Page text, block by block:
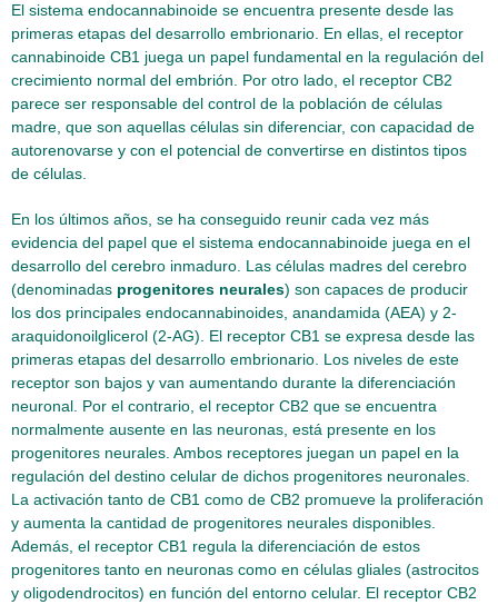
El sistema endocannabinoide se encuentra presente desde las
primeras etapas del desarrollo embrionario. En ellas, el receptor
cannabinoide CB1 juega un papel fundamental en la regulación del
crecimiento normal del embrión. Por otro lado, el receptor CB2
parece ser responsable del control de la población de células
madre, que son aquellas células sin diferenciar, con capacidad de
autorenovarse y con el potencial de convertirse en distintos tipos
de células.
En los últimos años, se ha conseguido reunir cada vez más
evidencia del papel que el sistema endocannabinoide juega en el
desarrollo del cerebro inmaduro. Las células madres del cerebro
(denominadas progenitores neurales) son capaces de producir
los dos principales endocannabinoides, anandamida (AEA) y 2-
araquidonoilglicerol (2-AG). El receptor CB1 se expresa desde las
primeras etapas del desarrollo embrionario. Los niveles de este
receptor son bajos y van aumentando durante la diferenciación
neuronal. Por el contrario, el receptor CB2 que se encuentra
normalmente ausente en las neuronas, está presente en los
progenitores neurales. Ambos receptores juegan un papel en la
regulación del destino celular de dichos progenitores neuronales.
La activación tanto de CB1 como de CB2 promueve la proliferación
y aumenta la cantidad de progenitores neurales disponibles.
Además, el receptor CB1 regula la diferenciación de estos
progenitores tanto en neuronas como en células gliales (astrocitos
y oligodendrocitos) en función del entorno celular. El receptor CB2